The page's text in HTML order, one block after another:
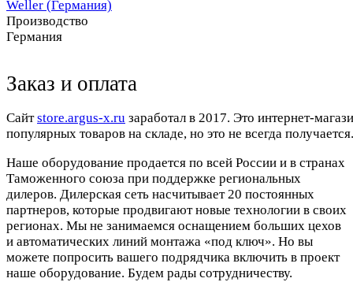
Weller (Германия)
Производство
Германия
Заказ и оплата
Cайтstore.argus-x.ru заработал в 2017. Это интернет-
популярных товаров на складе, но это не всегда
Наше оборудование продается по всей России и в странах
Таможенного союза при поддержке региональных
дилеров. Дилерская сеть насчитывает 20 постоянных
партнеров, которые продвигают новые технологии в своих
регионах. Мы не занимаемся оснащением больших цехов
и автоматических линий монтажа «под ключ». Но вы
можете попросить вашего подрядчика включить в проект
наше оборудование. Будем рады сотрудничеству.